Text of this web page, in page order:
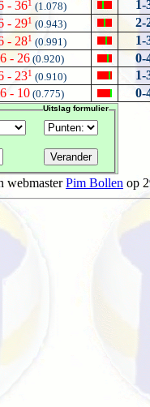
- 361 (1.078)
1-
- 291 (0.943)
2-
- 281 (0.991)
1-
- 26(0.920)
0-
- 231 (0.910)
1-
- 10(0.775) 0-
Uitslag formulier
webmasterPim Bollen op